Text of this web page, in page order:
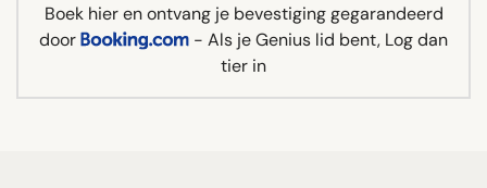
Boek hier en ontvang je bevestiging gegarandeerd
door
- Als je Genius lid bent, Log dan
tier in